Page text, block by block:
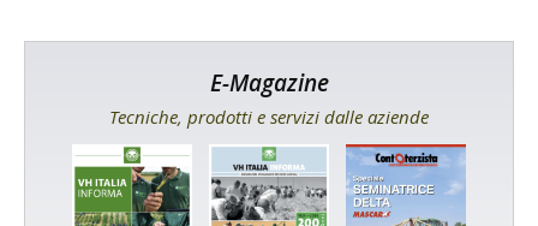
E-Magazine
Tecniche, prodotti e servizi dalle aziende